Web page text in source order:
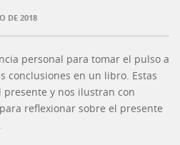
DE 2018
personal para tomar el pulso a
conclusiones en un libro. Estas
y nos ilustran con
reflexionar sobre el presente